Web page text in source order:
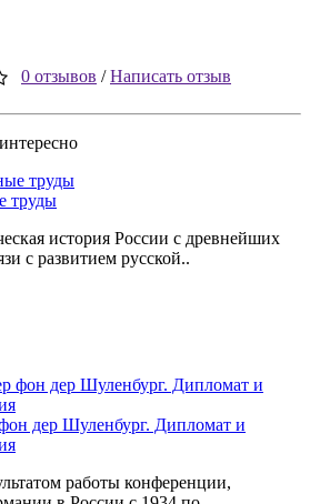
0 отзывов /Написать отзыв
труды
история России с древнейших
с развитием русской..
дер Шуленбург. Дипломат и
работы конференции,